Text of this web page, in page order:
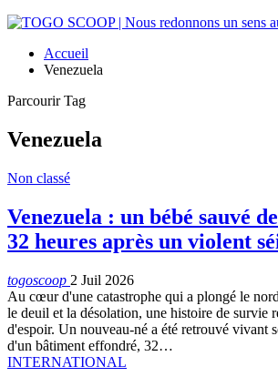
Accueil
Venezuela
Parcourir Tag
Venezuela
Non classé
Venezuela : un bébé sauvé
32 heures après un violent
togoscoop 2 Juil 2026
Au cœur d'une catastrophe qui a plongé le
le deuil et la désolation, une histoire de survie
d'espoir. Un nouveau-né a été retrouvé vivant
d'un bâtiment effondré, 32…
INTERNATIONAL